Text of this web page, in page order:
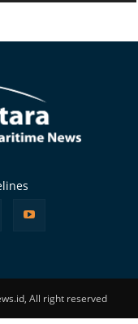
All right reserved